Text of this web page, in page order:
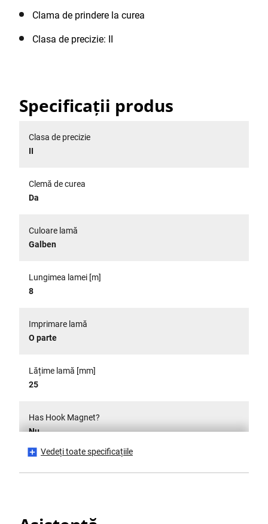
Clama de prindere la curea
Clasa de precizie: II
Specificații produs
Clasa de precizie
II
Clemă de curea
Da
Culoare lamă
Galben
Lungimea lamei [m]
8
Imprimare lamă
O parte
Lățime lamă [mm]
25
Has Hook Magnet?
Nu
Vedeți toate specificațiile